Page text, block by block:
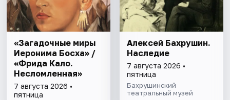
«Загадочные миры
Иеронима Босха» /
«Фрида Кало.
Несломленная»
7 августа 2026 •
пятница
Алексей Бахрушин.
Наследие
7 августа 2026 •
пятница
Бахрушинский
театральный музей